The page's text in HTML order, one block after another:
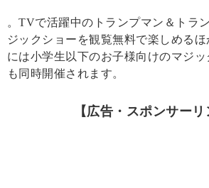
。TVで活躍中のトランプマン＆トラ
ジックショーを観覧無料で楽しめる
には小学生以下のお子様向けのマジ
も同時開催されます。
【広告・スポンサーリ